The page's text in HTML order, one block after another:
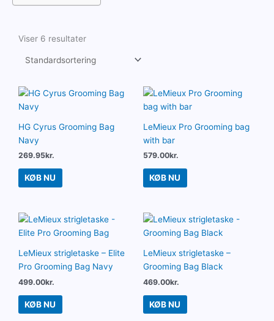
Viser 6 resultater
HG Cyrus Grooming Bag
Navy
269.95kr.
KØB NU
LeMieux Pro Grooming bag
with bar
579.00kr.
KØB NU
LeMieux strigletaske – Elite
Pro Grooming Bag Navy
499.00kr.
KØB NU
LeMieux strigletaske –
Grooming Bag Black
469.00kr.
KØB NU